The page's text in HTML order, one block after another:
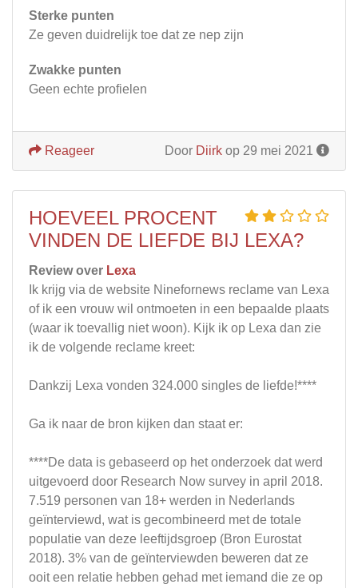
Sterke punten
Ze geven duidrelijk toe dat ze nep zijn
Zwakke punten
Geen echte profielen
Door Diirk op 29 mei 2021
Reageer
HOEVEEL PROCENT
VINDEN DE LIEFDE BIJ LEXA?
Review over Lexa
Ik krijg via de website Ninefornews reclame van Lexa
of ik een vrouw wil ontmoeten in een bepaalde plaats
(waar ik toevallig niet woon). Kijk ik op Lexa dan zie
ik de volgende reclame kreet:
Dankzij Lexa vonden 324.000 singles de liefde!****
Ga ik naar de bron kijken dan staat er:
****De data is gebaseerd op het onderzoek dat werd
uitgevoerd door Research Now survey in april 2018.
7.519 personen van 18+ werden in Nederlands
geïnterviewd, wat is gecombineerd met de totale
populatie van deze leeftijdsgroep (Bron Eurostat
2018). 3% van de geïnterviewden beweren dat ze
ooit een relatie hebben gehad met iemand die ze op